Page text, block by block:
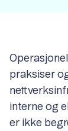
praksiser
interne og
er ikke